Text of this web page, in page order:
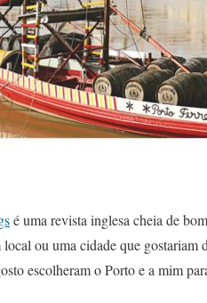
é uma revista inglesa cheia de
local ou uma cidade que
escolheram o Porto e a mim